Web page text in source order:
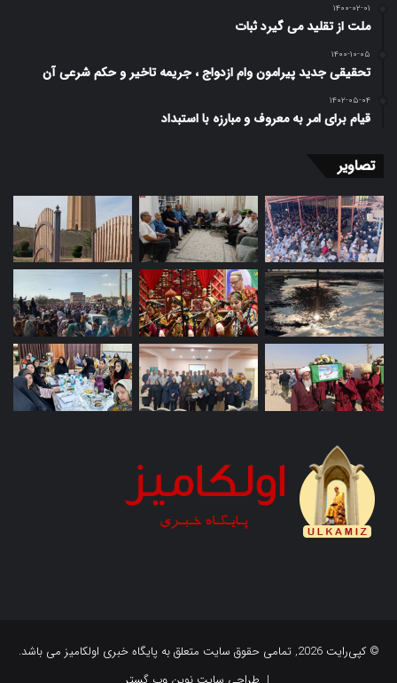
۱۴۰۰-۰۲-۰۱
ملت از تقلید می گیرد ثبات
۱۴۰۰-۱۰-۰۵
تحقیقی جدید پیرامون وام ازدواج ، جریمه تاخیر و حکم شرعی آن
۱۴۰۲-۰۵-۰۴
قیام برای امر به معروف و مبارزه با استبداد
تصاویر
© کپی‌رایت 2026, تمامی حقوق سایت متعلق به پایگاه خبری اولکامیز می باشد.